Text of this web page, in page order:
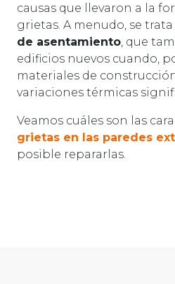
causas que llevaron a la
grietas. A menudo, se
de asentamiento , que
edificios nuevos cuando,
materiales de
variaciones térmicas
Veamos cuáles son las
grietas en las paredes
posible repararlas.